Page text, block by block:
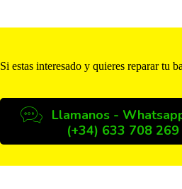
Si estas interesado y quieres reparar tu
Llamanos -
(+34) 633 708 269